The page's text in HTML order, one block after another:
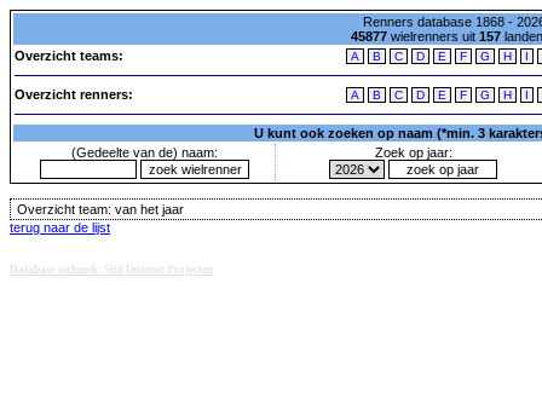
Renners database 1868 -
45877wielrenners uit 157
Overzicht teams:
A B C D E F G H I
Overzicht renners: A B C D E F G H I
U kunt ook zoeken op naam (*min. 3
(Gedeelte van de) naam:
Zoek op jaar:
Overzicht team: van het jaar
terug naar de lijst
Database techniek: Sini Internet Projecten